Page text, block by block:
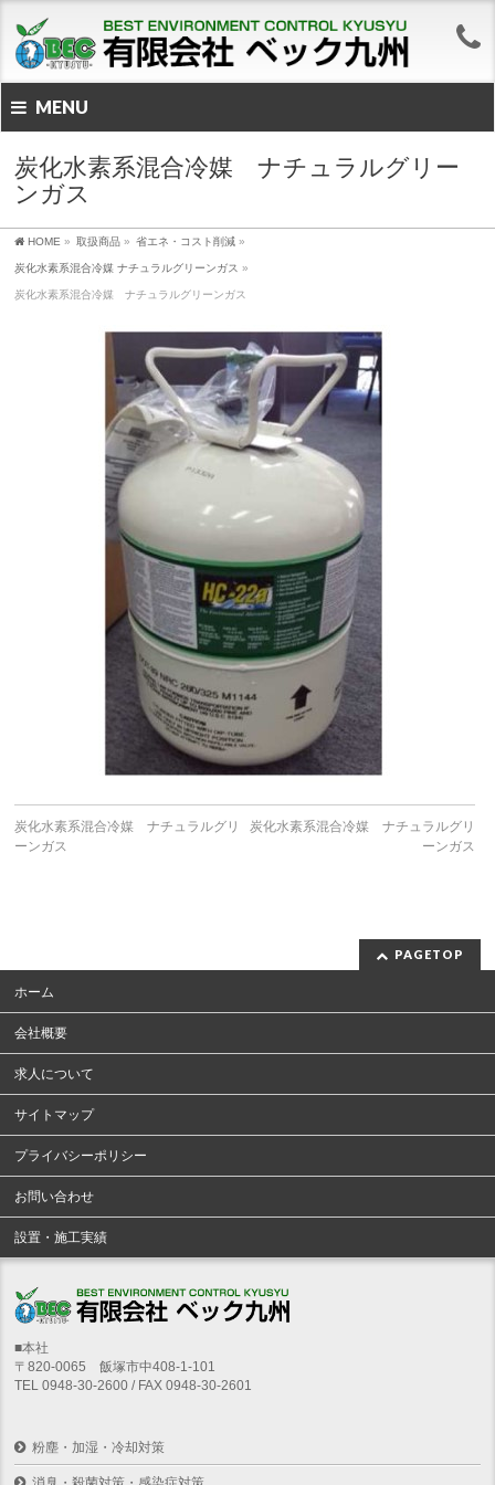
MENU
炭化水素系混合冷媒 ナチュラルグリー
ンガス
HOME » 取扱商品 » 省エネ・コスト削減 »
炭化水素系混合冷媒 ナチュラルグリーンガス »
炭化水素系混合冷媒 ナチュラルグリーンガス
炭化水素系混合冷媒 ナチュラルグリ
ーンガス
炭化水素系混合冷媒 ナチュラルグリ
ーンガス
PAGETOP
ホーム
会社概要
求人について
サイトマップ
プライバシーポリシー
お問い合わせ
設置・施工実績
■本社
〒820-0065 飯塚市中408-1-101
TEL 0948-30-2600 / FAX 0948-30-2601
粉塵・加湿・冷却対策